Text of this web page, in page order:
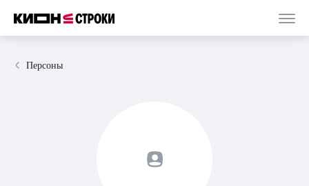
Персоны